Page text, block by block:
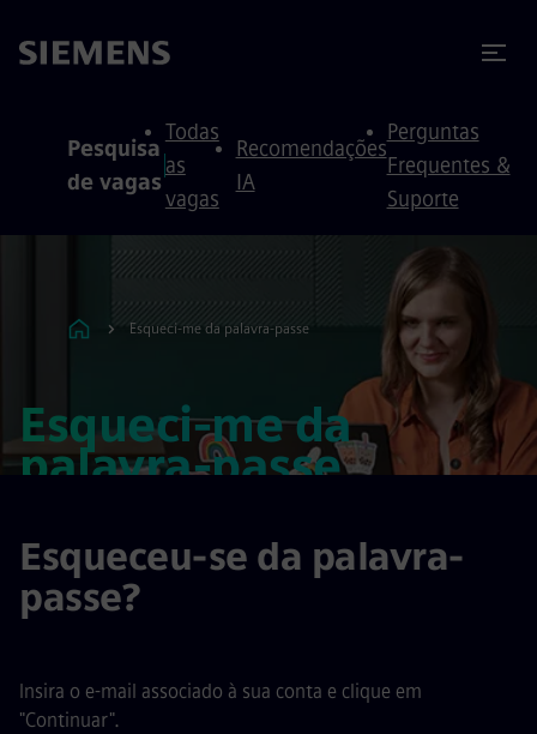
Pesquisa
de vagas
Todas
as
vagas
Recomendações
IA
Perguntas
Frequentes &
Suporte
Esqueci-me da palavra-passe
Esqueci-me da
palavra-passe
Esqueceu-se da palavra-
passe?
Insira o e-mail associado à sua conta e clique em
"Continuar".